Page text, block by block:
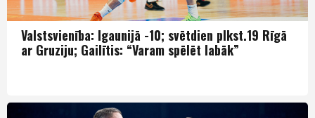
Valstsvienība: Igaunijā -10; svētdien plkst.19 Rīgā
ar Gruziju; Gailītis: “Varam spēlēt labāk”